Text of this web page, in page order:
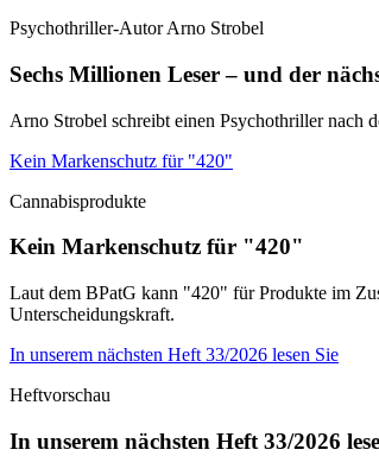
Psychothriller-Autor Arno Strobel
Sechs Millionen Leser – und der
Arno Strobel schreibt einen Psychothriller nach
Kein Markenschutz für "420"
Cannabisprodukte
Kein Markenschutz für "420"
Laut dem BPatG kann "420" für Produkte im
Unterscheidungskraft.
In unserem nächsten Heft 33/2026 lesen Sie
Heftvorschau
In unserem nächsten Heft 33/2026